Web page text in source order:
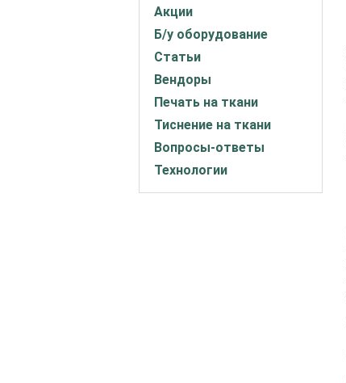
Акции
Б/у оборудование
Статьи
Вендоры
Печать на ткани
Тиснение на ткани
Вопросы-ответы
Технологии